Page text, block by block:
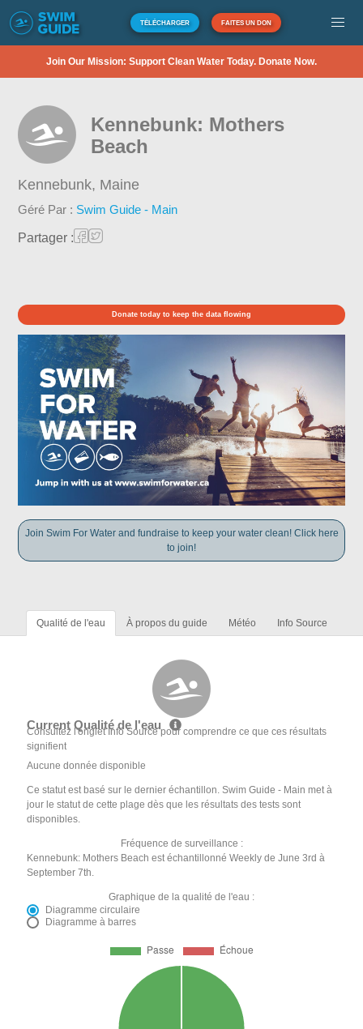
TÉLÉCHARGER FAITES UN DON
Join Our Mission: Support Clean Water Today. Donate Now.
Kennebunk: Mothers
Beach
Kennebunk, Maine
Géré Par : Swim Guide - Main
Partager :
Donate today to keep the data flowing
Join Swim For Water and fundraise to keep your water clean! Click here
to join!
Qualité de l'eau À propos du guide Météo Info Source
Current Qualité de l'eau
Consultez l'onglet Info Source pour comprendre ce que ces résultats
signifient
Aucune donnée disponible
Ce statut est basé sur le dernier échantillon. Swim Guide - Main met à
jour le statut de cette plage dès que les résultats des tests sont
disponibles.
Fréquence de surveillance :
Kennebunk: Mothers Beach est échantillonné Weekly de June 3rd à
September 7th.
Graphique de la qualité de l'eau :
Diagramme circulaire
Diagramme à barres